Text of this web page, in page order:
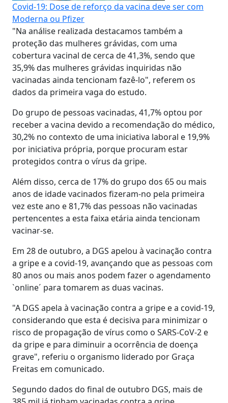
Covid-19: Dose de reforço da vacina deve ser com
Moderna ou Pfizer
"Na análise realizada destacamos também a
proteção das mulheres grávidas, com uma
cobertura vacinal de cerca de 41,3%, sendo que
35,9% das mulheres grávidas inquiridas não
vacinadas ainda tencionam fazê-lo", referem os
dados da primeira vaga do estudo.
Do grupo de pessoas vacinadas, 41,7% optou por
receber a vacina devido a recomendação do médico,
30,2% no contexto de uma iniciativa laboral e 19,9%
por iniciativa própria, porque procuram estar
protegidos contra o vírus da gripe.
Além disso, cerca de 17% do grupo dos 65 ou mais
anos de idade vacinados fizeram-no pela primeira
vez este ano e 81,7% das pessoas não vacinadas
pertencentes a esta faixa etária ainda tencionam
vacinar-se.
Em 28 de outubro, a DGS apelou à vacinação contra
a gripe e a covid-19, avançando que as pessoas com
80 anos ou mais anos podem fazer o agendamento
`online´ para tomarem as duas vacinas.
"A DGS apela à vacinação contra a gripe e a covid-19,
considerando que esta é decisiva para minimizar o
risco de propagação de vírus como o SARS-CoV-2 e
da gripe e para diminuir a ocorrência de doença
grave", referiu o organismo liderado por Graça
Freitas em comunicado.
Segundo dados do final de outubro DGS, mais de